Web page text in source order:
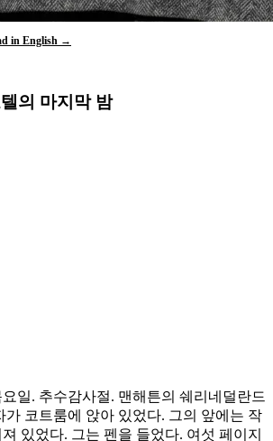
in English →
의 마지막 밤
요일. 추수감사절. 맨해튼의 쉐리네덜란드
가 코트룸에 앉아 있었다. 그의 앞에는 작
있었다. 그는 펜을 들었다. 여섯 페이지